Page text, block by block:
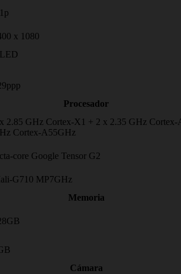
x 1080
Procesador
2.85 GHz Cortex-X1 + 2 x 2.35 GHz Cortex-
Cortex-A55GHz
core Google Tensor G2
G710 MP7GHz
Memoria
Cámara